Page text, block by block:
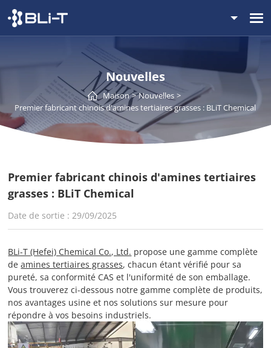
Nouvelles
Maison
Nouvelles
Premier fabricant chinois d'amines tertiaires grasses : BLiT Chemical
Premier fabricant chinois d'amines tertiaires
grasses : BLiT Chemical
Date de sortie : 29/09/2025
BLi-T (Hefei) Chemical Co., Ltd. propose une gamme complète
deamines tertiaires grasses, chacun étant vérifié pour sa
pureté, sa conformité CAS et l'uniformité de son emballage.
Vous trouverez ci-dessous notre gamme complète de produits,
nos avantages usine et nos solutions sur mesure pour
répondre à vos besoins industriels.